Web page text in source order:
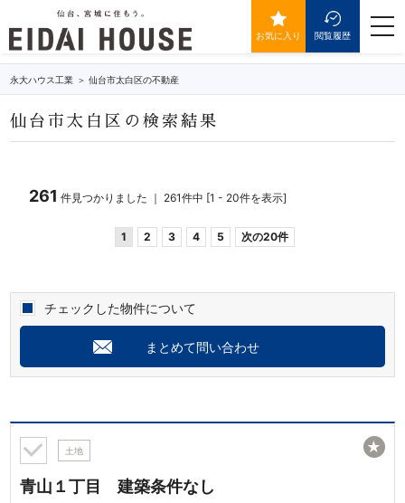
お気に入り 閲覧履歴
永大ハウス工業 仙台市太白区の不動産
仙台市太白区の検索結果
261 件見つかりました ｜ 261件中 [1 - 20件を表示]
1 2 3 4 5 次の20件
チェックした物件について
まとめて問い合わせ
土地
青山１丁目 建築条件なし
★